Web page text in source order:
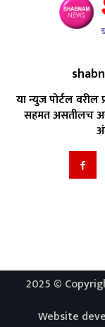
या न्युज पोर्टल
सहमत असतीलच असे
2025 ©
Website